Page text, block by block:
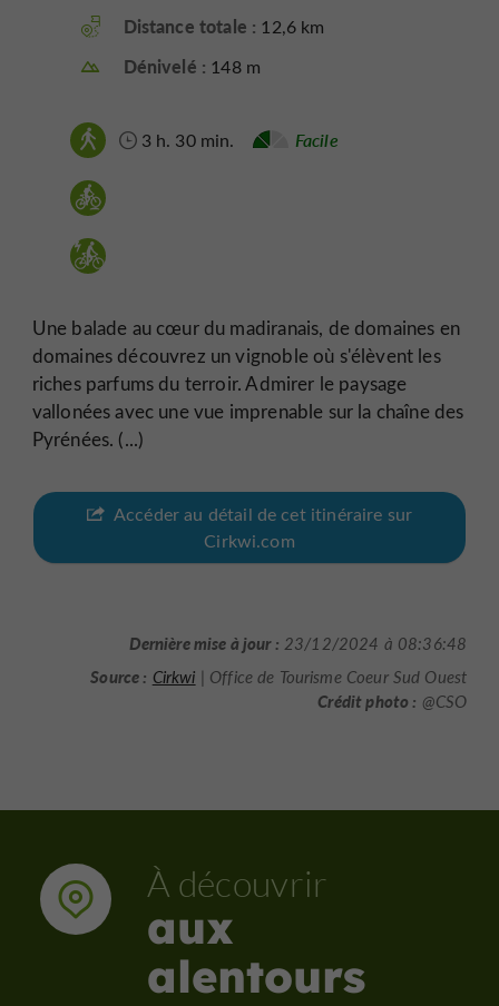
Distance totale : 12,6 km
Dénivelé : 148 m
3 h. 30 min. Facile
Une balade au cœur du madiranais, de domaines en
domaines découvrez un vignoble où s'élèvent les
riches parfums du terroir. Admirer le paysage
vallonées avec une vue imprenable sur la chaîne des
Pyrénées. (...)
Accéder au détail de cet itinéraire sur
Cirkwi.com
Dernière mise à jour : 23/12/2024 à 08:36:48
Source : Cirkwi | Office de Tourisme Coeur Sud Ouest
Crédit photo : @CSO
À découvrir
aux
alentours